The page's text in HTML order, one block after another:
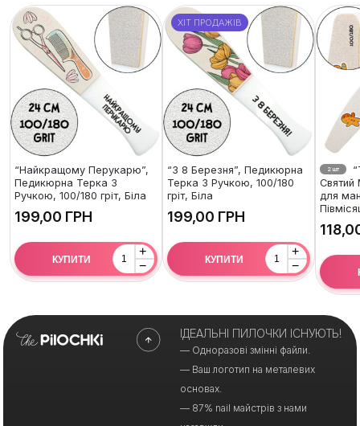
“Найкращому Перукарю”,
Педикюрна Терка З
Ручкою, 100/180 гріт, Біла
ГРН
+
−
КУПИТИ
ХІТ ПРОДАЖІВ
“З 8 Березня”, Педикюрна
Терка З Ручкою, 100/180
гріт, Біла
ГРН
+
−
КУПИТИ
2 шт
Святий
для
ІДЕАЛЬНІ ПИЛОЧКИ ІСНУЮТЬ!
— Одноразові змінні файли.
— Ваш логотип на металевих
основах.
— 87% nail майстрів з нами